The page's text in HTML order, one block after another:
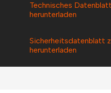
Technisches
herunterladen
Sicherheitsdatenblatt
herunterladen